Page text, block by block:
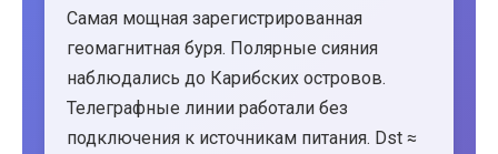
Самая мощная зарегистрированная
геомагнитная буря. Полярные сияния
наблюдались до Карибских островов.
Телеграфные линии работали без
подключения к источникам питания. Dst ≈